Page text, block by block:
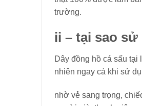
trường.
ii – tại sao sử
Dây đồng hồ cá sấu
nhiên ngay cả khi sử
nhờ vẻ sang trọng,